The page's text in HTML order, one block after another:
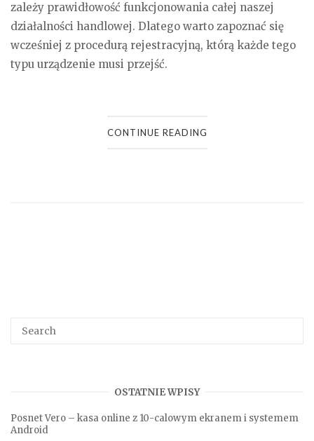
zależy prawidłowość funkcjonowania całej naszej
działalności handlowej. Dlatego warto zapoznać się
wcześniej z procedurą rejestracyjną, którą każde tego
typu urządzenie musi przejść.
CONTINUE READING
Search
OSTATNIE WPISY
Posnet Vero – kasa online z 10-calowym ekranem i systemem
Android